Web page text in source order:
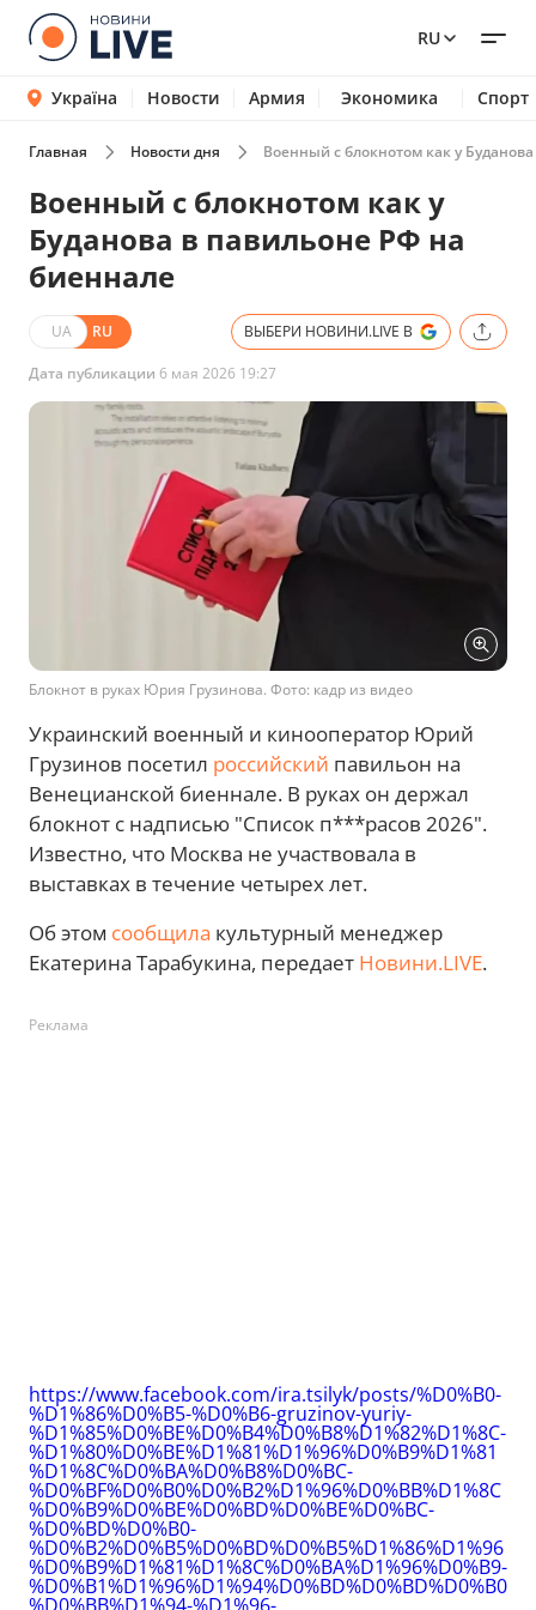
RU
Україна Новости Армия Экономика Спорт
Главная Новости дня Военный с блокнотом как у
Военный с блокнотом как у
Буданова в павильоне РФ на
биеннале
UA RU ВЫБЕРИ НОВИНИ.LIVE В
Дата публикации 6 мая 2026 19:27
Блокнот в руках Юрия Грузинова. Фото: кадр из видео
Украинский военный и кинооператор Юрий
Грузинов посетил российский павильон на
Венецианской биеннале. В руках он держал
блокнот с надписью "Список п***расов 2026".
Известно, что Москва не участвовала в
выставках в течение четырех лет.
Об этом сообщила культурный менеджер
Екатерина Тарабукина, передает Новини.LIVE.
Реклама
https://www.facebook.com/ira.tsilyk/posts/%D0%B0-
%D1%86%D0%B5-%D0%B6-gruzinov-yuriy-
%D1%85%D0%BE%D0%B4%D0%B8%D1%82%D1%8C-
%D1%80%D0%BE%D1%81%D1%96%D0%B9%D1%81
%D1%8C%D0%BA%D0%B8%D0%BC-
%D0%BF%D0%B0%D0%B2%D1%96%D0%BB%D1%8C
%D0%B9%D0%BE%D0%BD%D0%BE%D0%BC-
%D0%BD%D0%B0-
%D0%B2%D0%B5%D0%BD%D0%B5%D1%86%D1%96
%D0%B9%D1%81%D1%8C%D0%BA%D1%96%D0%B9-
%D0%B1%D1%96%D1%94%D0%BD%D0%BD%D0%B0